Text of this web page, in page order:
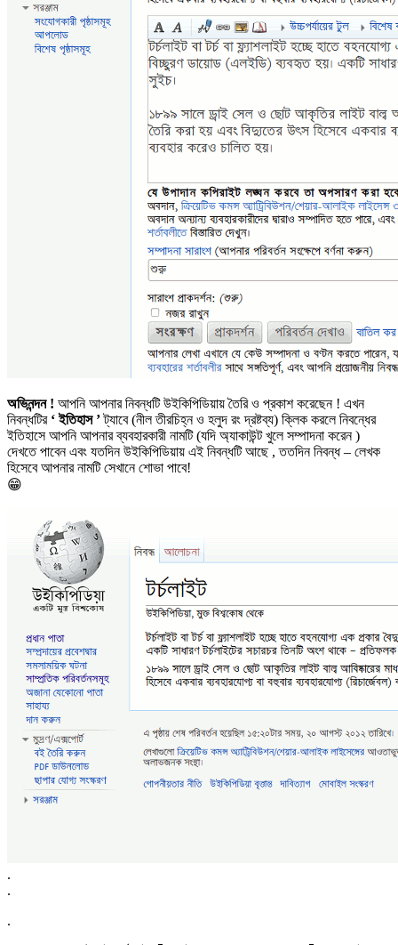
অভিনন্দন ! আপনি আপনার নিবন্ধটি উইকিপিডিয়ায় তৈরি ও প্রকাশ করেছেন ! এখন
নিবন্ধটির ‘ ইতিহাস ’ট্যাবে (নীল তীরচিহ্ন ও হলুদ রং দ্রষ্টব্য) ক্লিক করলে নিবন্ধের
ইতিহাসে আপনি আপনার ব্যবহারকারী নামটি (যদি অ্যাকাউন্ট খুলে সম্পাদনা করেন )
দেখতে পাবেন এবং যতদিন উইকিপিডিয়ায় এই নিবন্ধটি আছে , ততদিন নিবন্ধ – লেখক
হিসেবে আপনার নামটি সেখানে শোভা পাবে!
😁
.
.
.